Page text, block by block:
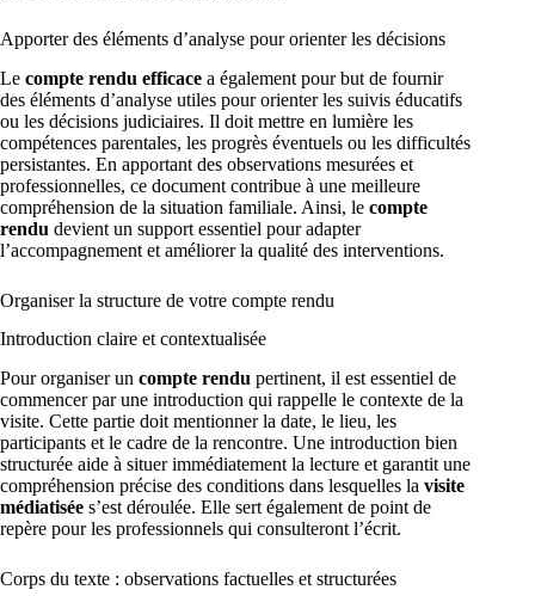
Apporter des éléments d’analyse pour orienter les décisions
Le compte rendu efficace a également pour but de fournir
des éléments d’analyse utiles pour orienter les suivis éducatifs
ou les décisions judiciaires. Il doit mettre en lumière les
compétences parentales, les progrès éventuels ou les difficultés
persistantes. En apportant des observations mesurées et
professionnelles, ce document contribue à une meilleure
compréhension de la situation familiale. Ainsi, le compte
rendu devient un support essentiel pour adapter
l’accompagnement et améliorer la qualité des interventions.
Organiser la structure de votre compte rendu
Introduction claire et contextualisée
Pour organiser un compte rendu pertinent, il est essentiel de
commencer par une introduction qui rappelle le contexte de la
visite. Cette partie doit mentionner la date, le lieu, les
participants et le cadre de la rencontre. Une introduction bien
structurée aide à situer immédiatement la lecture et garantit une
compréhension précise des conditions dans lesquelles la visite
médiatisée s’est déroulée. Elle sert également de point de
repère pour les professionnels qui consulteront l’écrit.
Corps du texte : observations factuelles et structurées